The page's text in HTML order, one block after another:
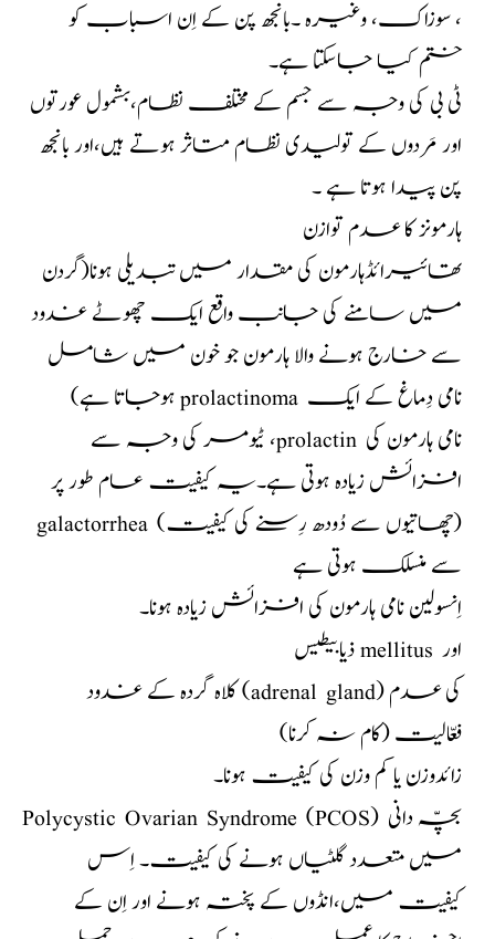
، سوزاک، وغیرہ ۔بانجھ پن کے اِن اسباب کو
ختم کیا جاسکتا ہے۔
اور مَردوں کے تولیدی نظام متاثر ہوتے ہیں،اور بانجھ
پن پیدا ہوتا ہے ۔
ہارمونز کا عدم توازن
تھائیرائڈہارمون کی مقدار میں تبدیلی ہونا(گردن
میں سامنے کی جانب واقع ایک چھوٹے غدود
سے خارج ہونے والا ہارمون جو خون میں شامل
ہوجاتا ہے) prolactinoma نامی دِماغ کے ایک
ٹیومر کی وجہ سے ،prolactin نامی ہارمون کی
افزائش زیادہ ہوتی ہے۔یہ کیفیت عام طور پر
galactorrhea (چھاتیوں سے دُودھ رِسنے کی کیفیت)
سے منسلک ہوتی ہے
اِنسولین نامی ہارمون کی افزائش زیادہ ہونا۔
ذیابیطیس mellitus اور
کلاہ گردہ کے غدود (adrenal gland) کی عدم
فعّالیت (کام نہ کرنا)
زائدوزن یا کم وزن کی کیفیت ہونا۔
Polycystic Ovarian Syndrome (PCOS) بچّہ دانی
میں متعدد گلٹیاں ہونے کی کیفیت۔ اِس
کیفیت میں،انڈوں کے پختہ ہونے اور اِن کے